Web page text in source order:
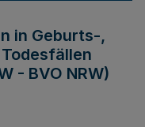
in Geburts-,
- BVO NRW)